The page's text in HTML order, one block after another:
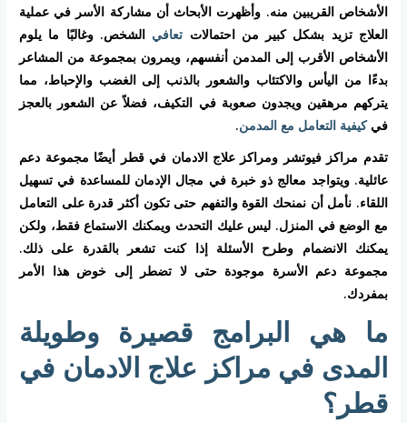
الأشخاص القريبين منه. وأظهرت الأبحاث أن مشاركة الأسر في عملية
العلاج تزيد بشكل كبير من احتمالات تعافي الشخص. وغالبًا ما يلوم
الأشخاص الأقرب إلى المدمن أنفسهم، ويمرون بمجموعة من المشاعر
بدءًا من اليأس والاكتئاب والشعور بالذنب إلى الغضب والإحباط، مما
يتركهم مرهقين ويجدون صعوبة في التكيف، فضلاً عن الشعور بالعجز
فيكيفية التعامل مع المدمن.
تقدم مراكز فيوتشر ومراكز علاج الادمان في قطر أيضًا مجموعة دعم
عائلية. ويتواجد معالج ذو خبرة في مجال الإدمان للمساعدة في تسهيل
اللقاء. نأمل أن نمنحك القوة والتفهم حتى تكون أكثر قدرة على التعامل
مع الوضع في المنزل. ليس عليك التحدث ويمكنك الاستماع فقط، ولكن
يمكنك الانضمام وطرح الأسئلة إذا كنت تشعر بالقدرة على ذلك.
مجموعة دعم الأسرة موجودة حتى لا تضطر إلى خوض هذا الأمر
بمفردك.
ما هي البرامج قصيرة وطويلة
المدى في مراكز علاج الادمان في
قطر؟